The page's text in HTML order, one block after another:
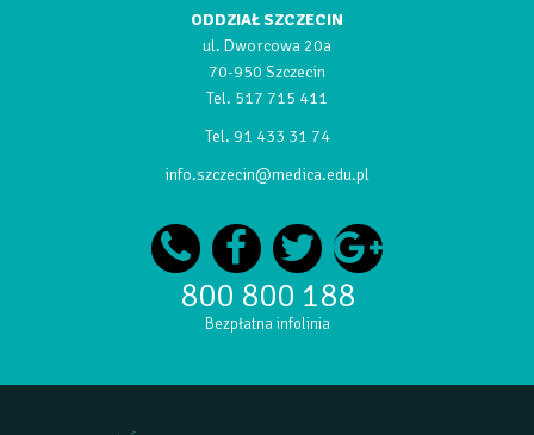
ODDZIAŁ SZCZECIN
ul. Dworcowa 20a
70-950 Szczecin
Tel. 517 715 411
Tel. 91 433 31 74
info.szczecin@medica.edu.pl
800 800 188
Bezpłatna infolinia